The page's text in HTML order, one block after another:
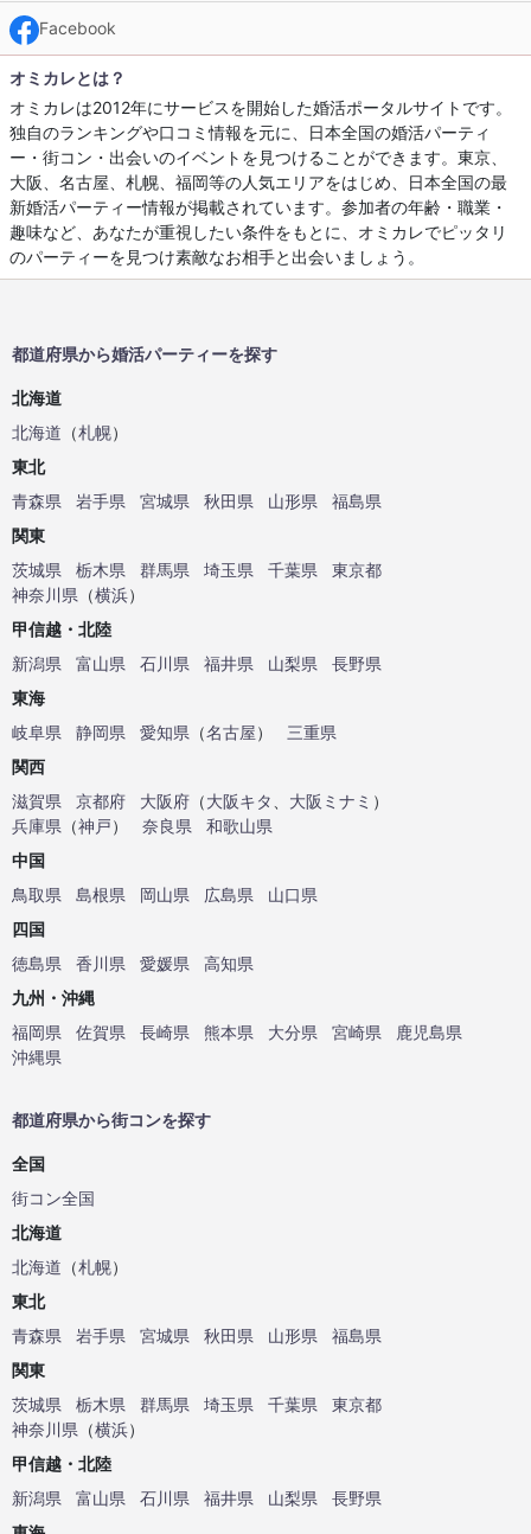
Facebook
オミカレとは？
オミカレは2012年にサービスを開始した婚活ポータルサイトです。
独自のランキングや口コミ情報を元に、日本全国の婚活パーティ
ー・街コン・出会いのイベントを見つけることができます。東京、
大阪、名古屋、札幌、福岡等の人気エリアをはじめ、日本全国の最
新婚活パーティー情報が掲載されています。参加者の年齢・職業・
趣味など、あなたが重視したい条件をもとに、オミカレでピッタリ
のパーティーを見つけ素敵なお相手と出会いましょう。
都道府県から婚活パーティーを探す
北海道
北海道 （札幌）
東北
青森県
岩手県 宮城県 秋田県 山形県
福島県
関東
茨城県
栃木県 群馬県 埼玉県 千葉県
東京都
神奈川県 （横浜）
甲信越・北陸
新潟県
富山県 石川県 福井県 山梨県
長野県
東海
岐阜県
静岡県 愛知県 （名古屋）
三重県
関西
滋賀県
京都府 大阪府 （大阪キタ 大阪ミナミ ）
兵庫県 （神戸） 奈良県
和歌山県
中国
鳥取県
島根県 岡山県 広島県
山口県
四国
徳島県
香川県 愛媛県
高知県
九州・沖縄
福岡県
佐賀県 長崎県 熊本県 大分県 宮崎県
鹿児島県
沖縄県
都道府県から街コンを探す
全国
街コン全国
北海道
北海道 （札幌）
東北
青森県
岩手県 宮城県 秋田県 山形県
福島県
関東
茨城県
栃木県 群馬県 埼玉県 千葉県
東京都
神奈川県 （横浜）
甲信越・北陸
新潟県
富山県 石川県 福井県 山梨県
長野県